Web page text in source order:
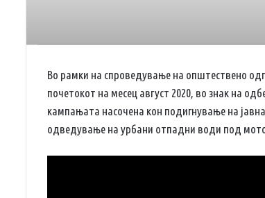
Во рамки на спроведување на општествено
почетокот на месец август 2020, во знак на
кампањата насочена кон подигнување на
одведување на урбани отпадни води под